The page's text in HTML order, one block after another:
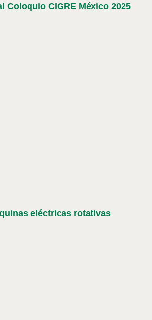
Coloquio CIGRE México 2025
eléctricas rotativas